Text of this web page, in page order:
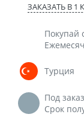
ЗАКАЗАТЬ В 1
Покупай
Турция
Под
Срок